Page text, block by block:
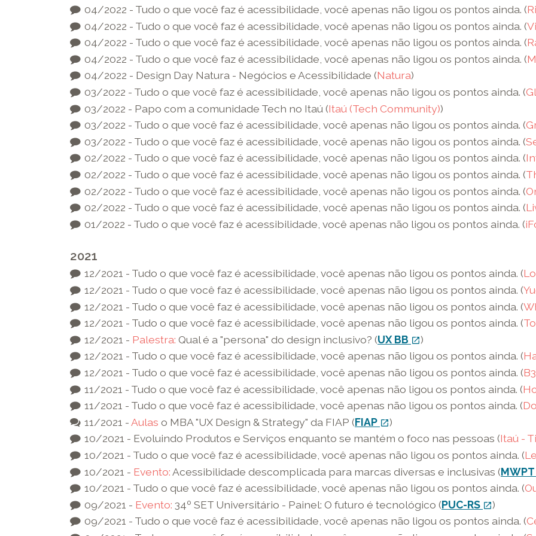
04/2022 - Tudo o que você faz é acessibilidade, você apenas não ligou os pontos ainda. (
04/2022 - Tudo o que você faz é acessibilidade, você apenas não ligou os pontos ainda. (
04/2022 - Tudo o que você faz é acessibilidade, você apenas não ligou os pontos ainda. (
04/2022 - Tudo o que você faz é acessibilidade, você apenas não ligou os pontos ainda. (
04/2022 - Design Day Natura - Negócios e Acessibilidade (Natura)
03/2022 - Tudo o que você faz é acessibilidade, você apenas não ligou os pontos ainda. (
03/2022 - Papo com a comunidade Tech no Itaú (Itaú (Tech Community))
03/2022 - Tudo o que você faz é acessibilidade, você apenas não ligou os pontos ainda. (
03/2022 - Tudo o que você faz é acessibilidade, você apenas não ligou os pontos ainda. (
02/2022 - Tudo o que você faz é acessibilidade, você apenas não ligou os pontos ainda. (
02/2022 - Tudo o que você faz é acessibilidade, você apenas não ligou os pontos ainda. (
02/2022 - Tudo o que você faz é acessibilidade, você apenas não ligou os pontos ainda. (
02/2022 - Tudo o que você faz é acessibilidade, você apenas não ligou os pontos ainda. (
01/2022 - Tudo o que você faz é acessibilidade, você apenas não ligou os pontos ainda. (
2021
12/2021 - Tudo o que você faz é acessibilidade, você apenas não ligou os pontos ainda. (
12/2021 - Tudo o que você faz é acessibilidade, você apenas não ligou os pontos ainda. (
12/2021 - Tudo o que você faz é acessibilidade, você apenas não ligou os pontos ainda. (
12/2021 - Tudo o que você faz é acessibilidade, você apenas não ligou os pontos ainda. (
12/2021 - Palestra: Qual é a "persona" do design inclusivo? (UX BB open_in_newlink
externo
-
o
link
nova
janela
)
12/2021 - Tudo o que você faz é acessibilidade, você apenas não ligou os pontos ainda. (
12/2021 - Tudo o que você faz é acessibilidade, você apenas não ligou os pontos ainda. (B3
11/2021 - Tudo o que você faz é acessibilidade, você apenas não ligou os pontos ainda. (
11/2021 - Tudo o que você faz é acessibilidade, você apenas não ligou os pontos ainda. (
11/2021 - Aulas o MBA "UX Design & Strategy" da FIAP (FIAP open_in_newlink
externo
-
o
link
abre
em
)
10/2021 - Evoluindo Produtos e Serviços enquanto se mantém o foco nas pessoas (Itaú -
10/2021 - Tudo o que você faz é acessibilidade, você apenas não ligou os pontos ainda. (
10/2021 - Evento: Acessibilidade descomplicada para marcas diversas e inclusivas (
10/2021 - Tudo o que você faz é acessibilidade, você apenas não ligou os pontos ainda. (
09/2021 - Evento: 34º SET Universitário - Painel: O futuro é tecnológico (PUC-RS open_in_newlink
externo
)
09/2021 - Tudo o que você faz é acessibilidade, você apenas não ligou os pontos ainda. (